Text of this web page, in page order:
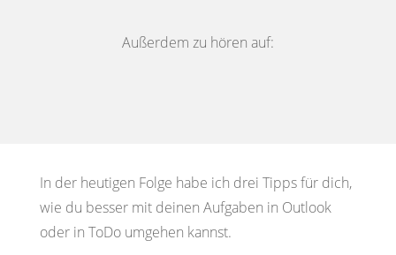
Außerdem zu hören auf:
In der heutigen Folge habe ich drei Tipps für dich,
wie du besser mit deinen Aufgaben in Outlook
oder in ToDo umgehen kannst.